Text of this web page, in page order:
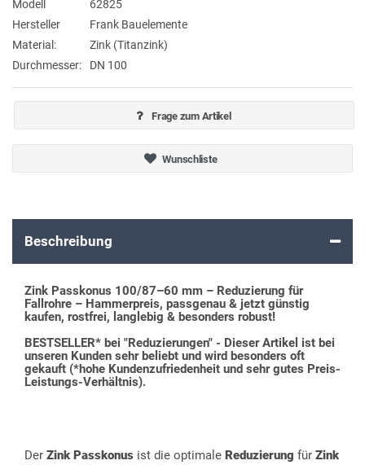
Modell
62825
Hersteller
Frank Bauelemente
Material:
Zink (Titanzink)
Durchmesser:
DN 100
Frage zum Artikel
Wunschliste
Beschreibung
Zink Passkonus 100/87–60 mm – Reduzierung für
Fallrohre – Hammerpreis, passgenau & jetzt günstig
kaufen, rostfrei, langlebig & besonders robust!
BESTSELLER* bei "Reduzierungen" - Dieser Artikel ist bei
unseren Kunden sehr beliebt und wird besonders oft
gekauft (*hohe Kundenzufriedenheit und sehr gutes Preis-
Leistungs-Verhältnis).
Der Zink Passkonus ist die optimale Reduzierung für Zink